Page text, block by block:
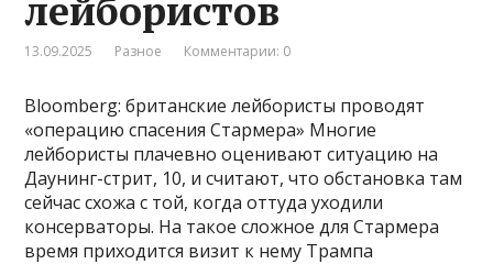
13.09.2025 Разное Комментарии: 0
Bloomberg: британские лейбористы проводят
«операцию спасения Стармера» Многие
лейбористы плачевно оценивают ситуацию на
Даунинг-стрит, 10, и считают, что обстановка там
сейчас схожа с той, когда оттуда уходили
консерваторы. На такое сложное для Стармера
время приходится визит к нему Трампа